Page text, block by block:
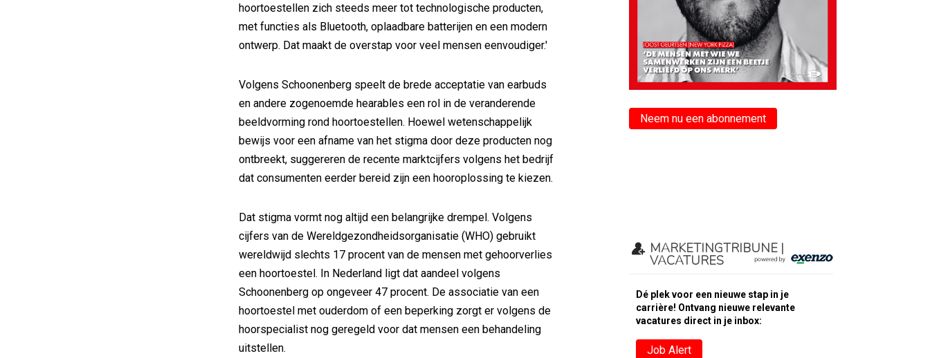
hoortoestellen zich steeds meer tot technologische producten,
met functies als Bluetooth, oplaadbare batterijen en een modern
ontwerp. Dat maakt de overstap voor veel mensen eenvoudiger.'
Volgens Schoonenberg speelt de brede acceptatie van earbuds
en andere zogenoemde hearables een rol in de veranderende
beeldvorming rond hoortoestellen. Hoewel wetenschappelijk
bewijs voor een afname van het stigma door deze producten nog
ontbreekt, suggereren de recente marktcijfers volgens het bedrijf
dat consumenten eerder bereid zijn een hooroplossing te kiezen.
Dat stigma vormt nog altijd een belangrijke drempel. Volgens
cijfers van de Wereldgezondheidsorganisatie (WHO) gebruikt
wereldwijd slechts 17 procent van de mensen met gehoorverlies
een hoortoestel. In Nederland ligt dat aandeel volgens
Schoonenberg op ongeveer 47 procent. De associatie van een
hoortoestel met ouderdom of een beperking zorgt er volgens de
hoorspecialist nog geregeld voor dat mensen een behandeling
uitstellen.
Neem nu een abonnement
MARKETINGTRIBUNE |
VACATURES
Dé plek voor een nieuwe stap in je
carrière! Ontvang nieuwe relevante
vacatures direct in je inbox:
Job Alert